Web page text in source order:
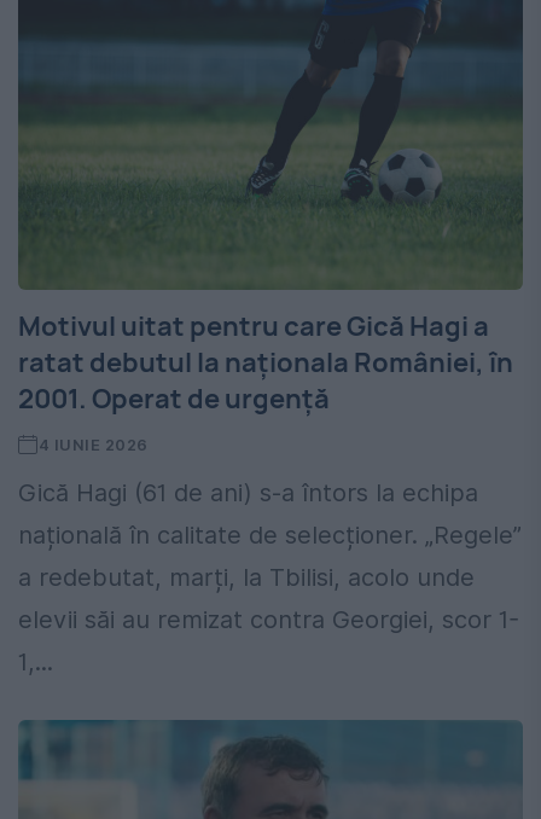
Motivul uitat pentru care Gică Hagi a
ratat debutul la naționala României, în
2001. Operat de urgență
4 IUNIE 2026
Gică Hagi (61 de ani) s-a întors la echipa
națională în calitate de selecționer. „Regele”
a redebutat, marți, la Tbilisi, acolo unde
elevii săi au remizat contra Georgiei, scor 1-
1,...